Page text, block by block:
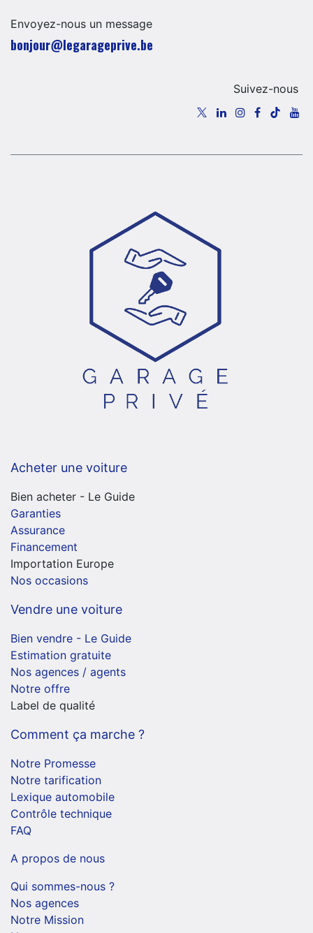
Envoyez-nous un message
​​​​​​​​​​​bo​n​jour​@​lega​ra​geprive.​b​e​​​
Suivez-nous
Acheter une voiture
Bien acheter - Le Guide
Garanties
Assurance
Financement
Importation Europe
Nos occasions
Vendre une voiture
Bien vendre - Le Guide
Estimation gratuite
Nos agences / agents
Notre offre
Label de qualité
Comment ça marche ?
Notre Promesse
Notre tarification
Lexique automobile
Contrôle technique
FAQ
A propos de nous
Qui sommes-nous ?
Nos agences
Notre Mission